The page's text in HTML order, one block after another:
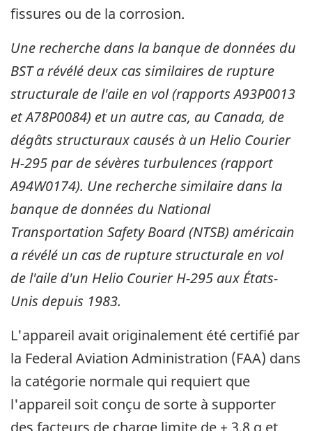
fissures ou de la corrosion.
Une recherche dans la banque de données du
BST a révélé deux cas similaires de rupture
structurale de l'aile en vol (rapports A93P0013
et A78P0084) et un autre cas, au Canada, de
dégâts structuraux causés à un Helio Courier
H-295 par de sévères turbulences (rapport
A94W0174). Une recherche similaire dans la
banque de données du National
Transportation Safety Board (NTSB) américain
a révélé un cas de rupture structurale en vol
de l'aile d'un Helio Courier H-295 aux États-
Unis depuis 1983.
L'appareil avait originalement été certifié par
la Federal Aviation Administration (FAA) dans
la catégorie normale qui requiert que
l'appareil soit conçu de sorte à supporter
des facteurs de charge limite de + 3,8 g et